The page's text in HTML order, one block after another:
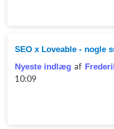
SEO x Loveable - nogle
Nyeste indlæg af
10:09
Nødvendig
Ydeevne